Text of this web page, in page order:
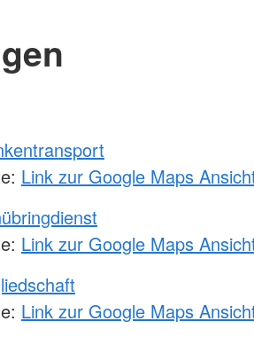
Link zur Google Maps
Link zur Google Maps
Link zur Google Maps